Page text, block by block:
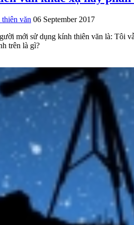
văn 06 September 2017
mới sử dụng kính thiên văn là: Tôi
trên là gì?